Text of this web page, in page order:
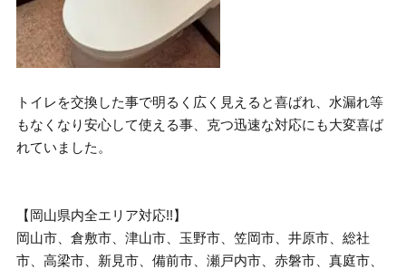
トイレを交換した事で明るく広く見えると喜ばれ、水漏れ等
もなくなり安心して使える事、克つ迅速な対応にも大変喜ば
れていました。
【岡山県内全エリア対応!!】
岡山市、倉敷市、津山市、玉野市、笠岡市、井原市、総社
市、高梁市、新見市、備前市、瀬戸内市、赤磐市、真庭市、